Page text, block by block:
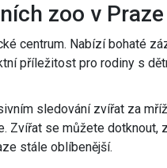
zoo v Praze
centrum. Nabízí bohaté
příležitost pro rodiny s
sledování zvířat za
Zvířat se můžete
stále oblíbenější.